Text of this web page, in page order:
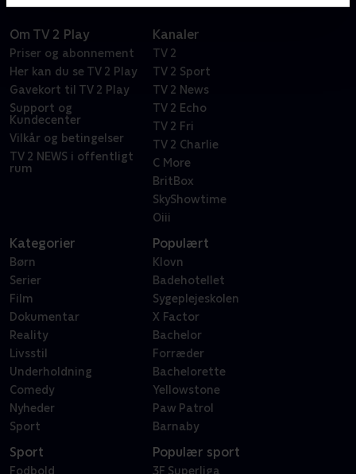
Om TV 2 Play
Priser og abonnement
Her kan du se TV 2 Play
Gavekort til TV 2 Play
Support og
Kundecenter
Vilkår og betingelser
TV 2 NEWS i offentligt
rum
Kanaler
TV 2
TV 2 Sport
TV 2 News
TV 2 Echo
TV 2 Fri
TV 2 Charlie
C More
BritBox
SkyShowtime
Oiii
Kategorier
Børn
Serier
Film
Dokumentar
Reality
Livsstil
Underholdning
Comedy
Nyheder
Sport
Populært
Klovn
Badehotellet
Sygeplejeskolen
X Factor
Bachelor
Forræder
Bachelorette
Yellowstone
Paw Patrol
Barnaby
Sport
Fodbold
Populær sport
3F Superliga